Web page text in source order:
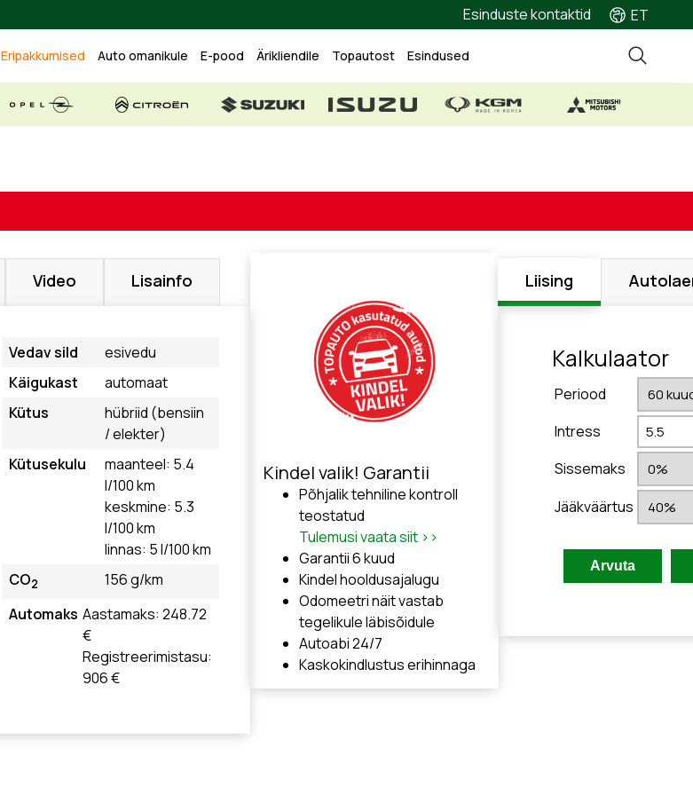
Esinduste kontaktid ET
Eripakkumised Auto omanikule E-pood Ärikliendile Topautost Esindused
Video Lisainfo
Vedav sild
esivedu
Käigukast
automaat
Kütus
hübriid (bensiin
/ elekter)
Kütusekulu
maanteel: 5.4
l/100 km
keskmine: 5.3
l/100 km
linnas: 5 l/100 km
CO2
156 g/km
Automaks Aastamaks: 248.72
€
Registreerimistasu:
906 €
Kindel valik! Garantii
Põhjalik tehniline kontroll
teostatud
Tulemusi vaata siit >>
Garantii 6 kuud
Kindel hooldusajalugu
Odomeetri näit vastab
tegelikule läbisõidule
Autoabi 24/7
Kaskokindlustus erihinnaga
Liising
Kalkulaator
Periood
Intress
Sissemaks
Jääkväärtus